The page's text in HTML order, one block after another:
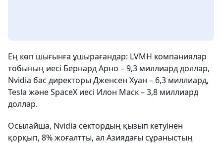
Ең көп шығынға ұшырағандар: LVMH компаниялар
тобының иесі Бернард Арно – 9,3 миллиард доллар,
Nvidia бас директоры Дженсен Хуан – 6,3 миллиард,
Tesla және SpaceX иесі Илон Маск – 3,8 миллиард
доллар.
Осылайша, Nvidia сектордың қызып кетуінен
қорқып, 8% жоғалтты, ал Азиядағы сұраныстың